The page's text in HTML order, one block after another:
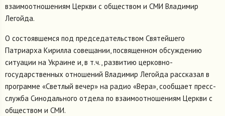
взаимоотношениям Церкви с обществом и СМИ Владимир
Легойда.
О состоявшемся под председательством Святейшего
Патриарха Кирилла совещании, посвященном обсуждению
ситуации на Украине и, в т.ч., развитию церковно-
государственных отношений Владимир Легойда рассказал в
программе «Светлый вечер» на радио «Вера», сообщает пресс-
служба Синодального отдела по взаимоотношениям Церкви с
обществом и СМИ.